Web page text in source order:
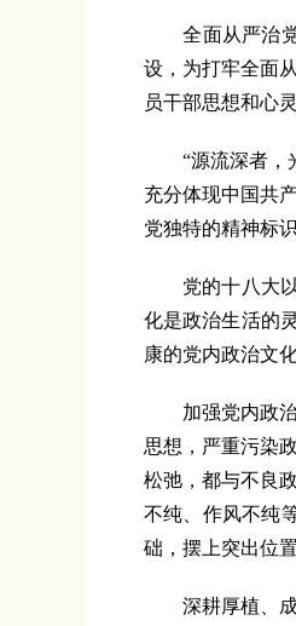
全面从严治党
设，为打牢全面
员干部思想和心
“源流深者，光
充分体现中国共
党独特的精神标识
党的十八大以
化是政治生活的
康的党内政治文
加强党内政治
思想，严重污染
松弛，都与不良
不纯、作风不纯
础，摆上突出位
深耕厚植、成